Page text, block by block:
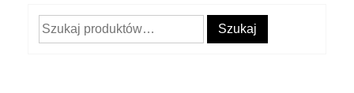
Szukaj: Szukaj